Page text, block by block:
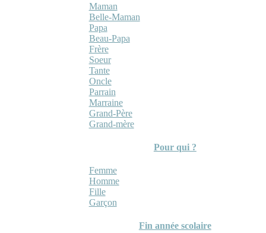
Maman
Belle-Maman
Papa
Beau-Papa
Frère
Soeur
Tante
Oncle
Parrain
Marraine
Grand-Père
Grand-mère
Pour qui ?
Femme
Homme
Fille
Garçon
Fin année scolaire